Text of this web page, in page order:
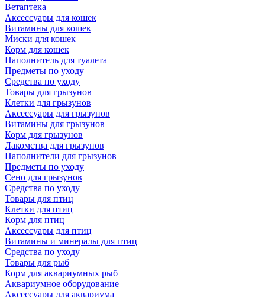
Ветаптека
Аксессуары для кошек
Витамины для кошек
Миски для кошек
Корм для кошек
Наполнитель для туалета
Предметы по уходу
Средства по уходу
Товары для грызунов
Клетки для грызунов
Аксессуары для грызунов
Витамины для грызунов
Корм для грызунов
Лакомства для грызунов
Наполнители для грызунов
Предметы по уходу
Сено для грызунов
Средства по уходу
Товары для птиц
Клетки для птиц
Корм для птиц
Аксессуары для птиц
Витамины и минералы для птиц
Средства по уходу
Товары для рыб
Корм для аквариумных рыб
Аквариумное оборудование
Аксессуары для аквариума